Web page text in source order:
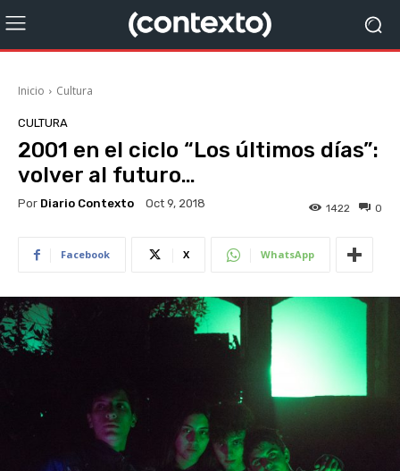
Inicio Cultura
CULTURA
2001 en el ciclo “Los últimos días”:
volver al futuro…
Por Diario Contexto Oct 9, 2018 0
1422
Facebook X WhatsApp